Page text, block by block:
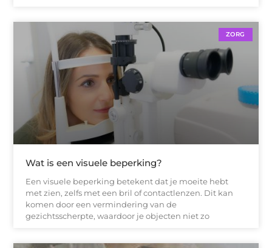
ZORG
Wat is een visuele beperking?
Een visuele beperking betekent dat je moeite hebt
met zien, zelfs met een bril of contactlenzen. Dit kan
komen door een vermindering van de
gezichtsscherpte, waardoor je objecten niet zo